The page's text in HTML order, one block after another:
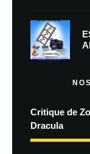
Critique de
Dracula